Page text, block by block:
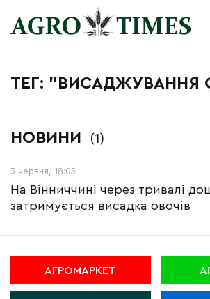
ТЕГ: "ВИСАДЖУВАННЯ
НОВИНИ (1)
3 червня, 18:05
На Вінниччині через тривалі
затримується висадка овочів
АГРОМАРКЕТ